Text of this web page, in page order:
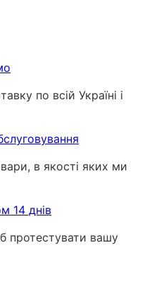
по всій Україні і
в якості яких ми
14 днів
протестувати вашу